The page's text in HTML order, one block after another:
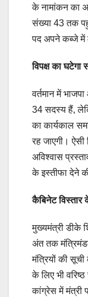
के नामांकन का
संख्या 43 तक
पद अपने कब्जे में
विपक्ष का घटेगा
वर्तमान में
34 सदस्य हैं,
का कार्यकाल
रह जाएगी।
अविश्वास
के इस्तीफा देने
कैबिनेट विस्तार
मुख्यमंत्री डीके
अंत तक
मंत्रियों की
के लिए भी
कांग्रेस में मंत्री